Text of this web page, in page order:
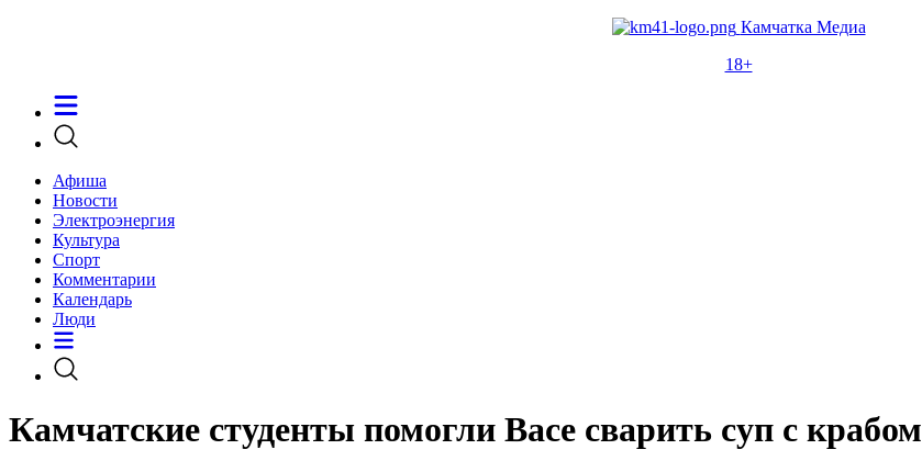
Камчатка Медиа
18+
Афиша
Новости
Электроэнергия
Культура
Спорт
Комментарии
Календарь
Люди
Камчатские студенты помогли Васе сварить суп с крабом